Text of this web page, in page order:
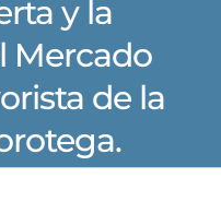
y la
Mercado
de la